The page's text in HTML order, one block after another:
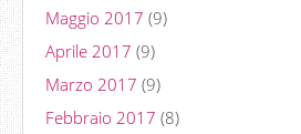
Maggio 2017 (9)
Aprile 2017 (9)
Marzo 2017 (9)
Febbraio 2017 (8)